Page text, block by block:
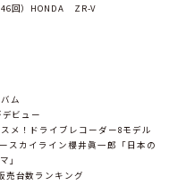
回）HONDA ZR-V
ム
ビュー
！ドライブレコーダー8モデル
スカイライン櫻井眞一郎「日本の
」
台数ランキング